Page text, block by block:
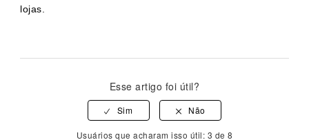
lojas.
Esse artigo foi útil?
Usuários que acharam isso útil: 3 de 8